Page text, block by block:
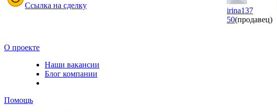
Ссылка на сделку
irina137
50(продавец)
О проекте
Наши вакансии
Блог компании
Помощь